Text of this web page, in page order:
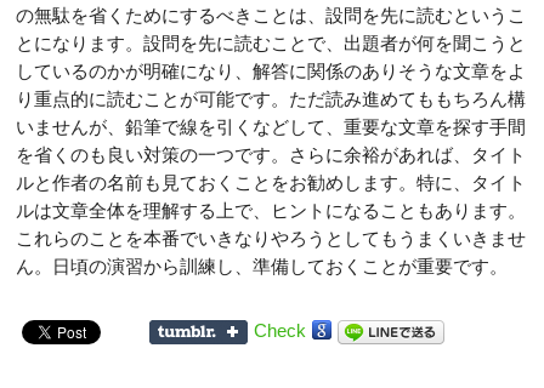
の無駄を省くためにするべきことは、設問を先に読むというこ
とになります。設問を先に読むことで、出題者が何を聞こうと
しているのかが明確になり、解答に関係のありそうな文章をよ
り重点的に読むことが可能です。ただ読み進めてももちろん構
いませんが、鉛筆で線を引くなどして、重要な文章を探す手間
を省くのも良い対策の一つです。さらに余裕があれば、タイト
ルと作者の名前も見ておくことをお勧めします。特に、タイト
ルは文章全体を理解する上で、ヒントになることもあります。
これらのことを本番でいきなりやろうとしてもうまくいきませ
ん。日頃の演習から訓練し、準備しておくことが重要です。
Check